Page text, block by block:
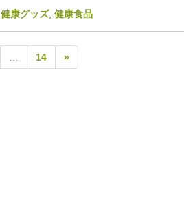
健康グッズ, 健康食品
14 »